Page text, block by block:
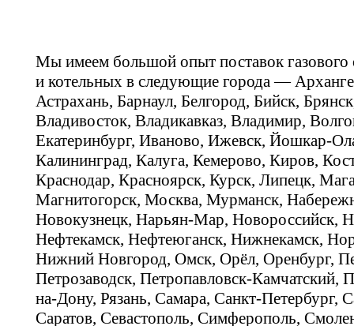
Мы имеем большой опыт поставок газового
и котельных в следующие города —
Астрахань, Барнаул, Белгород, Бийск,
Владивосток, Владикавказ, Владимир,
Екатеринбург, Иваново, Ижевск, Йошкар-
Калининград, Калуга, Кемерово, Киров,
Краснодар, Красноярск, Курск, Липецк,
Магнитогорск, Москва, Мурманск,
Новокузнецк, Нарьян-Мар, Новороссийск,
Нефтекамск, Нефтеюганск, Нижнекамск,
Нижний Новгород, Омск, Орёл, Оренбург,
Петрозаводск, Петропавловск-Камчатский,
на-Дону, Рязань, Самара, Санкт-Петербург,
Саратов, Севастополь, Симферополь,